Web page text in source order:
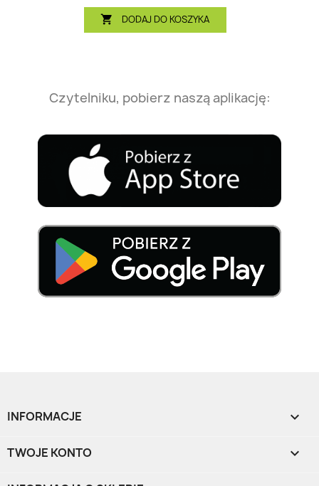
 DODAJ DO KOSZYKA
Czytelniku, pobierz naszą aplikację:
INFORMACJE 
TWOJE KONTO 